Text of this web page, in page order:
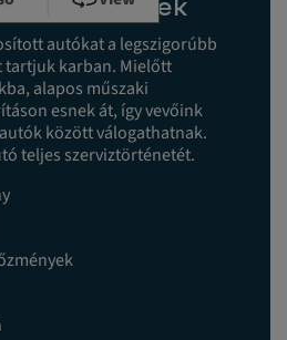
autókat a legszigorúbb
tartjuk karban. Mielőtt
alapos műszaki
esnek át, így vevőink
között válogathatnak.
teljes szerviztörténetét.